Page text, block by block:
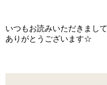
いつもお読みいただきまして
ありがとうございます☆